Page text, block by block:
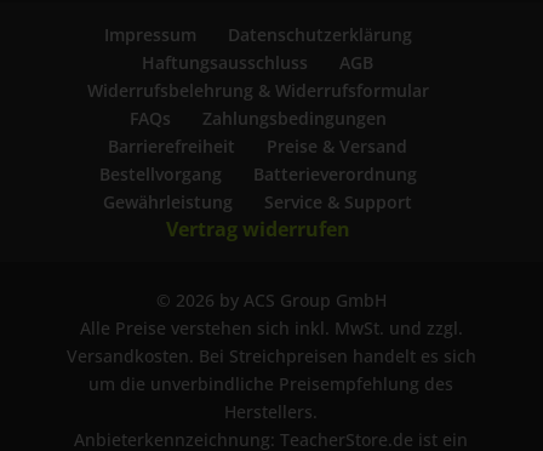
Impressum
Datenschutzerklärung
Haftungsausschluss
AGB
Widerrufsbelehrung & Widerrufsformular
FAQs
Zahlungsbedingungen
Barrierefreiheit
Preise & Versand
Bestellvorgang
Batterieverordnung
Gewährleistung
Service & Support
Vertrag widerrufen
© 2026 by ACS Group GmbH
Alle Preise verstehen sich inkl. MwSt. und zzgl.
Versandkosten. Bei Streichpreisen handelt es sich
um die unverbindliche Preisempfehlung des
Herstellers.
Anbieterkennzeichnung: TeacherStore.de ist ein